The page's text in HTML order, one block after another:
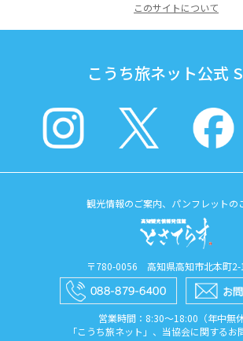
このサイトについて
こうち旅ネット公式
観光情報のご案内、パンフレットの
〒780-0056 高知県高知市北本町
営業時間：8:30〜18:00（年中無休
「こうち旅ネット」、当協会に関するお